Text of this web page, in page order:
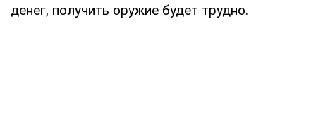
денег, получить оружие будет трудно.